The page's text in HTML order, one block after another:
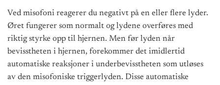
Ved misofoni reagerer du negativt på en eller flere lyder.
Øret fungerer som normalt og lydene overføres med
riktig styrke opp til hjernen. Men før lyden når
bevisstheten i hjernen, forekommer det imidlertid
automatiske reaksjoner i underbevisstheten som utløses
av den misofoniske triggerlyden. Disse automatiske